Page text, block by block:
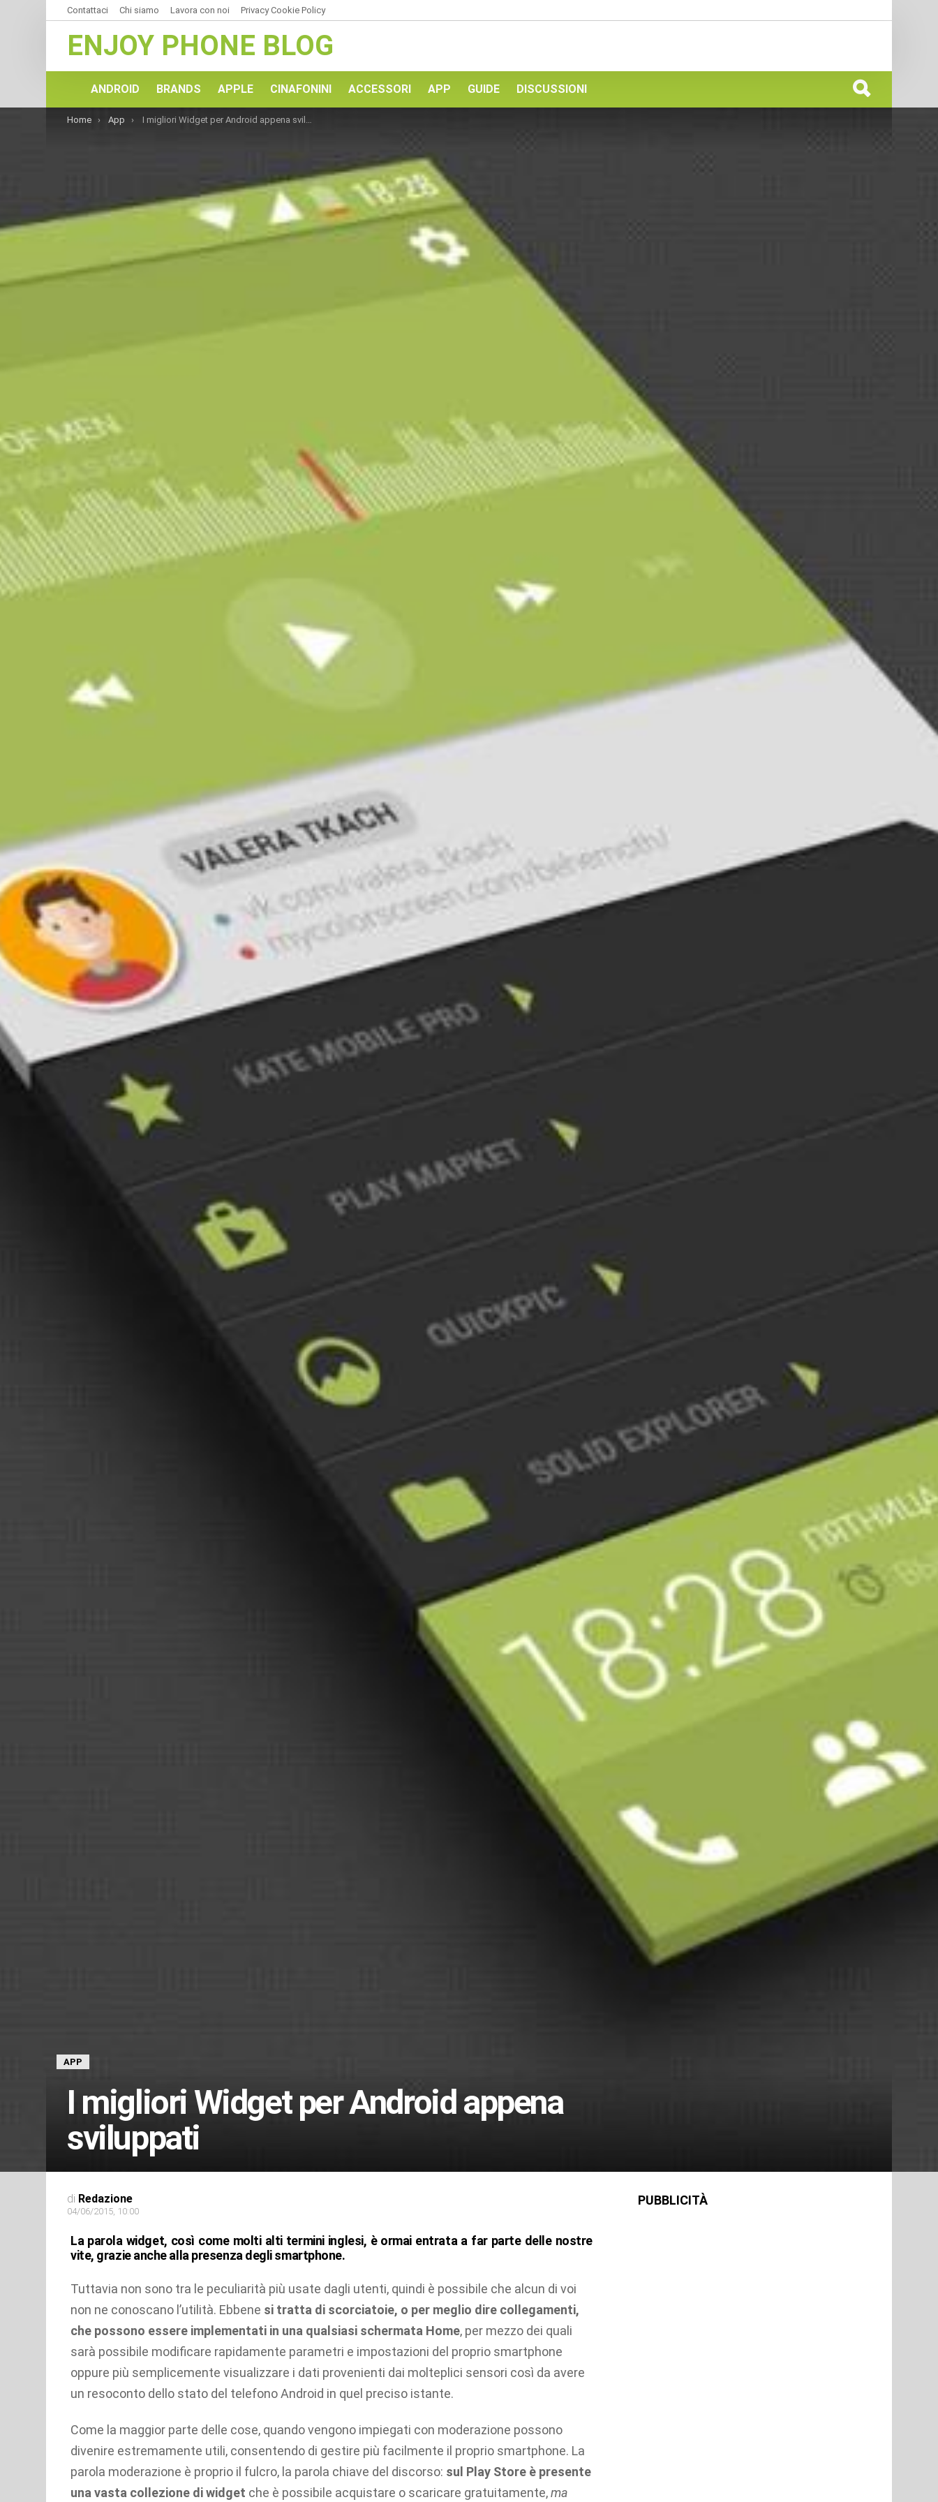
Contattaci Chi siamo Lavora con noi Privacy Cookie Policy
ENJOY PHONE BLOG
ANDROID BRANDS APPLE CINAFONINI ACCESSORI APP GUIDE DISCUSSIONI
You are here:
Home App I migliori Widget per Android appena sviluppati
APP
I migliori Widget per Android appena
sviluppati
di Redazione
04/06/2015, 10:00
La parola widget, così come molti alti termini inglesi, è ormai entrata a far parte delle nostre
vite, grazie anche alla presenza degli smartphone.
Tuttavia non sono tra le peculiarità più usate dagli utenti, quindi è possibile che alcun di voi
non ne conoscano l’utilità. Ebbene si tratta di scorciatoie, o per meglio dire collegamenti,
che possono essere implementati in una qualsiasi schermata Home, per mezzo dei quali
sarà possibile modificare rapidamente parametri e impostazioni del proprio smartphone
oppure più semplicemente visualizzare i dati provenienti dai molteplici sensori così da avere
un resoconto dello stato del telefono Android in quel preciso istante.
Come la maggior parte delle cose, quando vengono impiegati con moderazione possono
divenire estremamente utili, consentendo di gestire più facilmente il proprio smartphone. La
parola moderazione è proprio il fulcro, la parola chiave del discorso: sul Play Store è presente
una vasta collezione di widget che è possibile acquistare o scaricare gratuitamente,ma
PUBBLICITÀ